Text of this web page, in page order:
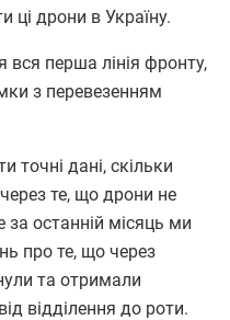
ці дрони в Україну.
перша лінія фронту,
з перевезенням
точні дані, скільки
те, що дрони не
останній місяць ми
про те, що через
та отримали
відділення до роти.